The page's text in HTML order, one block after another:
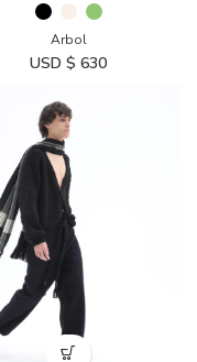
Arbol
USD $ 630